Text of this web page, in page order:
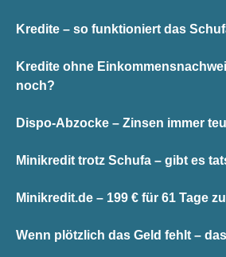
Kredite – so funktioniert das
Kredite ohne
noch?
Dispo-Abzocke – Zinsen immer
Minikredit trotz Schufa – gibt es
Minikredit.de – 199 € für 61 Tage
Wenn plötzlich das Geld fehlt –